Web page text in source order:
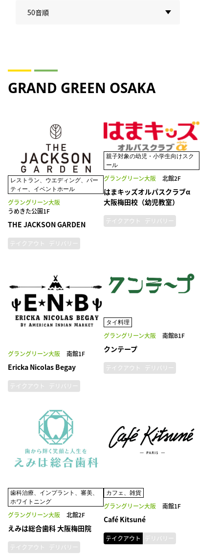
50音順
GRAND GREEN OSAKA
レストラン、ウエディング、パー
ティー、イベントホール
グラングリーン大阪
うめきた公園1F
THE JACKSON GARDEN
テイクアウト デリバリー
親子対象の幼児・小学生向けスク
ール
グラングリーン大阪 北館2F
はまキッズオルパスクラブα
大阪梅田校（幼児教室）
テイクアウト デリバリー
グラングリーン大阪 南館1F
Ericka Nicolas Begay
テイクアウト デリバリー
タイ料理
グラングリーン大阪 南館B1F
クンテープ
テイクアウト デリバリー
歯科治療、インプラント、審美、
ホワイトニング
グラングリーン大阪 北館2F
えみは総合歯科 大阪梅田院
テイクアウト デリバリー
カフェ、雑貨
グラングリーン大阪 南館1F
Café Kitsuné
テイクアウト デリバリー